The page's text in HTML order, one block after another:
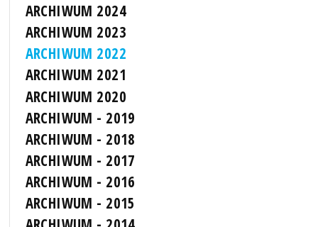
ARCHIWUM 2024
ARCHIWUM 2023
ARCHIWUM 2022
ARCHIWUM 2021
ARCHIWUM 2020
ARCHIWUM - 2019
ARCHIWUM - 2018
ARCHIWUM - 2017
ARCHIWUM - 2016
ARCHIWUM - 2015